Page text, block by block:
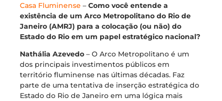
Casa Fluminense – Como você entende a
existência de um Arco Metropolitano do Rio de
Janeiro (AMRJ) para a colocação (ou não) do
Estado do Rio em um papel estratégico nacional?
Nathália Azevedo – O Arco Metropolitano é um
dos principais investimentos públicos em
território fluminense nas últimas décadas. Faz
parte de uma tentativa de inserção estratégica do
Estado do Rio de Janeiro em uma lógica mais